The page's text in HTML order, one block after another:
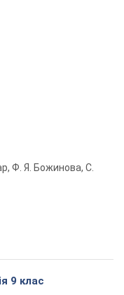
Ф. Я. Божинова, С.
9 клас